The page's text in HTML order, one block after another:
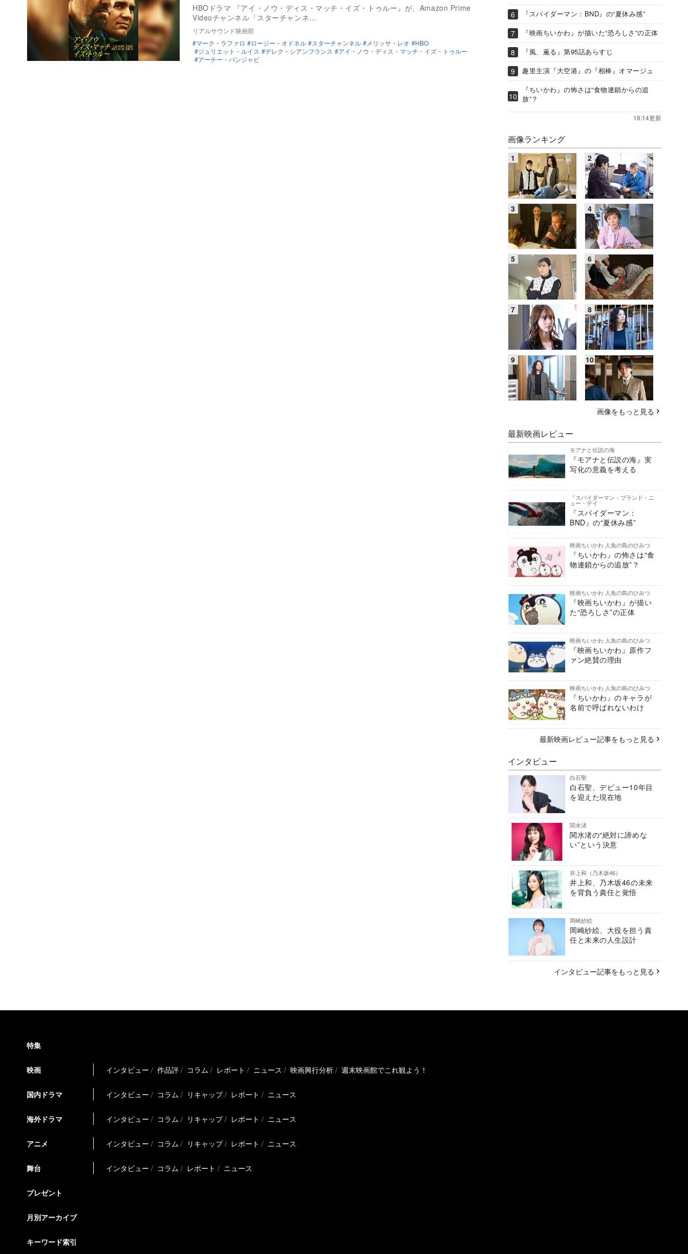
HBOドラマ 『アイ・ノウ・ディス・マッチ・イズ・トゥルー』が、Amazon Prime
Videoチャンネル‎「スターチャンネ…
リアルサウンド映画部
マーク・ラファロ
ロージー・オドネル スターチャンネル メリッサ・レオ
HBO
ジュリエット・ルイス
デレク・シアンフランス
アイ・ノウ・ディス・マッチ・イズ・トゥルー
アーチー・パンジャビ
『スパイダーマン：BND』の“夏休み感”
『映画ちいかわ』が描いた“恐ろしさ”の正体
『風、薫る』第95話あらすじ
趣里主演『大空港』の『相棒』オマージュ
『ちいかわ』の怖さは“食物連鎖からの追
放”？
18:14更新
画像ランキング
画像をもっと見る
最新映画レビュー
モアナと伝説の海
『モアナと伝説の海』実
写化の意義を考える
『スパイダーマン：ブランド・ニ
ュー・デイ
『スパイダーマン：
BND』の“夏休み感”
映画ちいかわ 人魚の島のひみつ
『ちいかわ』の怖さは“食
物連鎖からの追放”？
映画ちいかわ 人魚の島のひみつ
『映画ちいかわ』が描い
た“恐ろしさ”の正体
映画ちいかわ 人魚の島のひみつ
『映画ちいかわ』原作フ
ァン絶賛の理由
映画ちいかわ 人魚の島のひみつ
『ちいかわ』のキャラが
名前で呼ばれないわけ
最新映画レビュー記事をもっと見る
インタビュー
白石聖
白石聖、デビュー10年目
を迎えた現在地
関水渚
関水渚の“絶対に諦めな
い”という決意
井上和（乃木坂46）
井上和、乃木坂46の未来
を背負う責任と覚悟
岡崎紗絵
岡崎紗絵、大役を担う責
任と未来の人生設計
インタビュー記事をもっと見る
特集
映画 インタビュー 作品評 コラム レポート ニュース 映画興行分析 週末映画館でこれ観よう！
国内ドラマ インタビュー コラム リキャップ レポート ニュース
海外ドラマ インタビュー コラム リキャップ レポート ニュース
アニメ インタビュー コラム リキャップ レポート ニュース
舞台 インタビュー コラム レポート ニュース
プレゼント
月別アーカイブ
キーワード索引